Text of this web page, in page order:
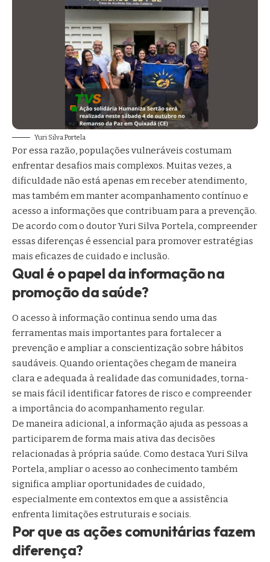
Yuri Silva Portela
Por essa razão, populações vulneráveis costumam
enfrentar desafios mais complexos. Muitas vezes, a
dificuldade não está apenas em receber atendimento,
mas também em manter acompanhamento contínuo e
acesso a informações que contribuam para a prevenção.
De acordo com o doutor Yuri Silva Portela, compreender
essas diferenças é essencial para promover estratégias
mais eficazes de cuidado e inclusão.
Qual é o papel da informação na
promoção da saúde?
O acesso à informação continua sendo uma das
ferramentas mais importantes para fortalecer a
prevenção e ampliar a conscientização sobre hábitos
saudáveis. Quando orientações chegam de maneira
clara e adequada à realidade das comunidades, torna-
se mais fácil identificar fatores de risco e compreender
a importância do acompanhamento regular.
De maneira adicional, a informação ajuda as pessoas a
participarem de forma mais ativa das decisões
relacionadas à própria saúde. Como destaca Yuri Silva
Portela, ampliar o acesso ao conhecimento também
significa ampliar oportunidades de cuidado,
especialmente em contextos em que a assistência
enfrenta limitações estruturais e sociais.
Por que as ações comunitárias fazem
diferença?